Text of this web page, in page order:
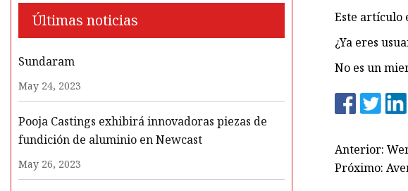
Últimas noticias
Sundaram
May 24, 2023
Pooja Castings exhibirá innovadoras piezas de
fundición de aluminio en Newcast
May 26, 2023
Este artículo
¿Ya eres
No es un
Anterior:
Próximo: